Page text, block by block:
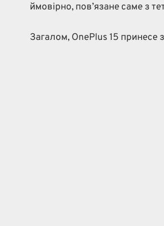
ймовірно, пов’язане саме з
Загалом, OnePlus 15 принесе